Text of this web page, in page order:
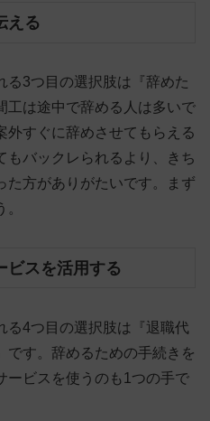
える
る3つ目の選択肢は『辞めた
工は途中で辞める人は多いで
外すぐに辞めさせてもらえる
バックレられるより、
きち
た方がありがたいです。まず
ビスを活用する
る4つ目の選択肢は『退職代
です。辞めるための手続きを
ービスを使うのも1つの手で